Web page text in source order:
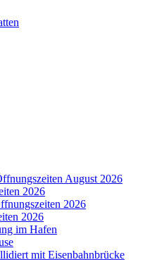
August 2026
2026
2026
2026
im Hafen
mit Eisenbahnbrücke